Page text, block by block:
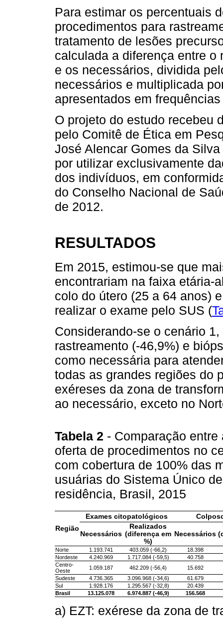
Para estimar os percentuais
procedimentos para
tratamento de lesões
calculada a diferença entre
e os necessários, dividida
necessários e multiplicada
apresentados em
O projeto do estudo recebeu
pelo Comitê de Ética em
José Alencar Gomes da
por utilizar exclusivamente
dos indivíduos, em
do Conselho Nacional de
de 2012.
RESULTADOS
Em 2015, estimou-se que
encontrariam na faixa etária-
colo do útero (25 a 64 anos)
realizar o exame pelo SUS (
Considerando-se o cenário
rastreamento (-46,9%) e
como necessária para
todas as grandes regiões do
exéreses da zona de
ao necessário, exceto no
Tabela 2 - Comparação
oferta de procedimentos no
com cobertura de 100% das
usuárias do Sistema Único
residência, Brasil, 2015
Região
Exames citopatológicos
Necessários
Realizados
(diferença em
%)
Necessários
Norte 1.193.741 403.059 (-66,2)
18.398
Nordeste
4.240.969 1.717.084 (-59,5)
40.758
Centro-
Oeste
1.059.187 462.209 (-56,4)
15.692
Sudeste
4.736.365 3.096.968 (-34,6)
61.679
Sul
1.928.176 1.295.567 (-32,8)
20.439
Brasil
13.125.078 6.974.887 (-46,9) 156.568
a) EZT: exérese da zona de